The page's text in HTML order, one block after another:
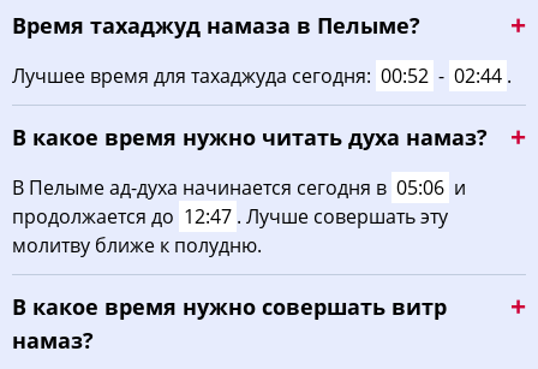
22, Сб 02:58 05:19
02:59 05:21 12:55 16:51 20:27 22:40
24, Пн 03:00 05:24 12:54 16:49 20:24 22:39
03:01 05:26 12:54 16:47 20:21
03:02 05:29 12:54
27, Чт 03:03 05:31 12:54 16:44 20:15 22:34
Время тахаджуд намаза в Пелыме?
Лучшее время для тахаджуда сегодня: 00:52 - 02:44 .
В какое время нужно читать духа намаз?
В Пелыме ад-духа начинается сегодня в 05:06 и
продолжается до 12:47 . Лучше совершать эту
молитву ближе к полудню.
В какое время нужно совершать витр
намаз?